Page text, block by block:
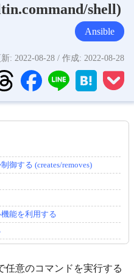
shell)
Ansible
: 2022-08-28 / 作成: 2022-08-28
御する (creates/removes)
能を利用する
任意のコマンドを実行する